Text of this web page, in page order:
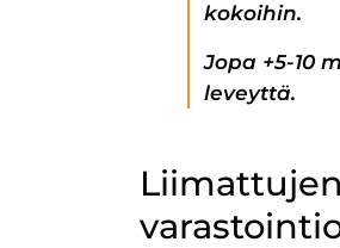
kokoihin.
Jopa +5-10
leveyttä.